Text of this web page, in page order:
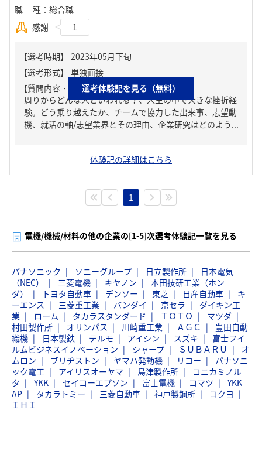
職種 ： 総合職
感謝
1
【質問内容・課題】
周りからどんな人といわれる？、人生の中で大きな挫折経
験。どう乗り越えたか、チームで協力した出来事、志望動
機、就活の軸/志望業界とその理由、企業研究はどのよう...
選考体験記を見る（無料）
体験記の詳細はこちら
1
電機/機械/材料の他の企業の[1-5]次選考体験記一覧を見る
パナソニック ソニーグループ 日立製作所
日本電気
（NEC）
三菱電機 キヤノン
本田技研工業（ホン
ダ）
トヨタ自動車 デンソー 東芝 日産自動車
キ
ーエンス
三菱重工業 バンダイ 京セラ
ダイキン工
業
ローム タカラスタンダード ＴＯＴＯ
マツダ
村田製作所
オリンパス 川崎重工業 ＡＧＣ
豊田自動
織機
日本製鉄 テルモ アイシン スズキ
富士フイ
ルムビジネスイノベーション
シャープ ＳＵＢＡＲＵ
オ
ムロン
ブリヂストン ヤマハ発動機 リコー
パナソニ
ック電工
アイリスオーヤマ 島津製作所
コニカミノル
タ
YKK セイコーエプソン 富士電機 コマツ
YKK
AP
タカラトミー 三菱自動車 神戸製鋼所
コクヨ
ＩＨＩ